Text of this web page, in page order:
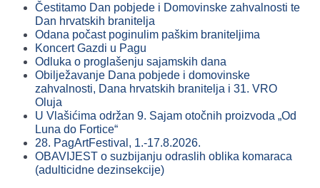
Čestitamo Dan pobjede i Domovinske zahvalnosti te
Dan hrvatskih branitelja
Odana počast poginulim paškim braniteljima
Koncert Gazdi u Pagu
Odluka o proglašenju sajamskih dana
Obilježavanje Dana pobjede i domovinske
zahvalnosti, Dana hrvatskih branitelja i 31. VRO
Oluja
U Vlašićima održan 9. Sajam otočnih proizvoda „Od
Luna do Fortice“
28. PagArtFestival, 1.-17.8.2026.
OBAVIJEST o suzbijanju odraslih oblika komaraca
(adulticidne dezinsekcije)